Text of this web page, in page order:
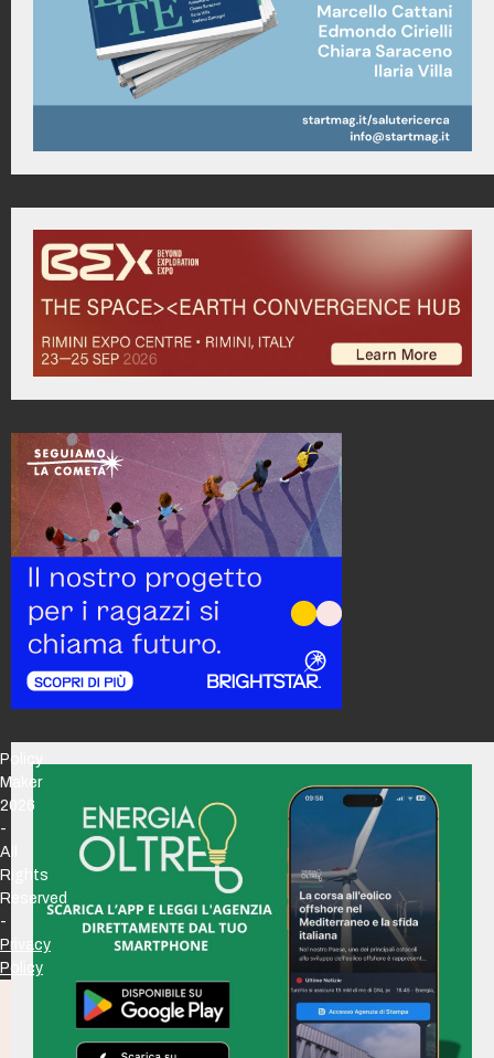
Policy
Maker
2026
-
All
Rights
Reserved
-
Privacy
Policy